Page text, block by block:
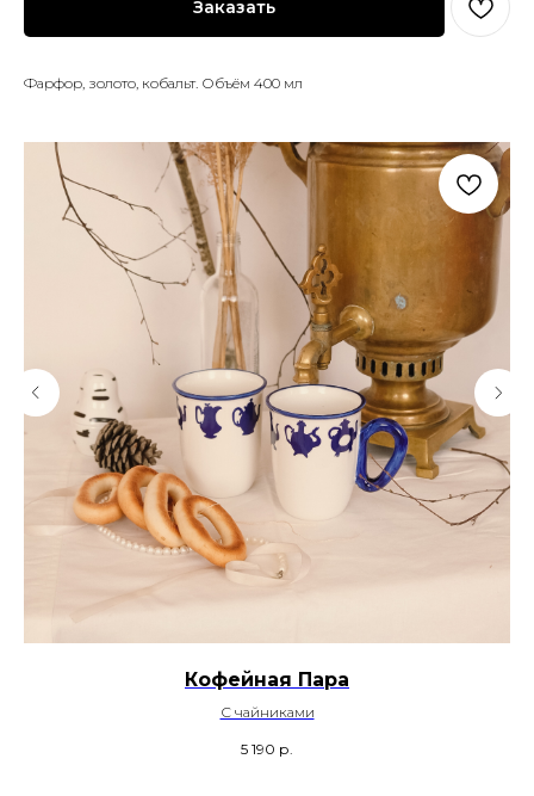
Заказать
Фарфор, золото, кобальт. Объём 400 мл
Кофейная Пара
С чайниками
5 190 р.